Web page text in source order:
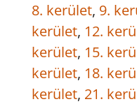
8. kerület, 9.
kerület, 12.
kerület, 15.
kerület, 18.
kerület, 21.